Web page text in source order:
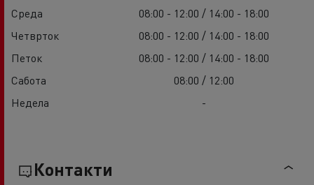
Среда
08:00 - 12:00 / 14:00 - 18:00
Четврток
08:00 - 12:00 / 14:00 - 18:00
Петок
08:00 - 12:00 / 14:00 - 18:00
Сабота
08:00 / 12:00
Недела
-
Контакти